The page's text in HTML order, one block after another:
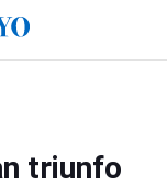
triunfo